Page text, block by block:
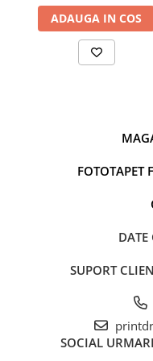
ADAUGA IN COS
FOTOTAPET
DATE
SUPORT
SOCIAL